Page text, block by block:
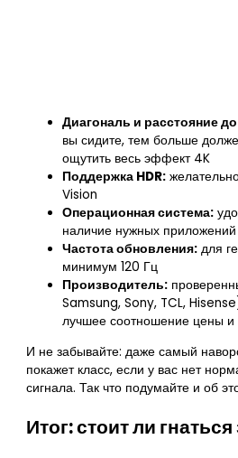
Диагональ и расстояние
вы сидите, тем больше
ощутить весь эффект 4K
Поддержка HDR:
Vision
Операционная система:
наличие нужных приложений
Частота обновления: для
минимум 120 Гц
Производитель:
Samsung, Sony, TCL,
лучшее соотношение цены и
И не забывайте: даже самый
покажет класс, если у вас нет
сигнала. Так что подумайте и об
Итог: стоит ли гнаться